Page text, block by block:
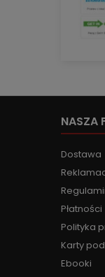
NASZA
Dostawa
Płatności
Polityka
Karty
Ebooki